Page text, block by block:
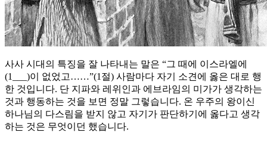
사사 시대의 특징을 잘 나타내는 말은 “그 때에 이스라엘에
(1___)이 없었고……”(1절) 사람마다 자기 소견에 옳은 대로 행
한 것입니다. 단 지파와 레위인과 에브라임의 미가가 생각하는
것과 행동하는 것을 보면 정말 그렇습니다. 온 우주의 왕이신
하나님의 다스림을 받지 않고 자기가 판단하기에 옳다고 생각
하는 것은 무엇이던 했습니다.